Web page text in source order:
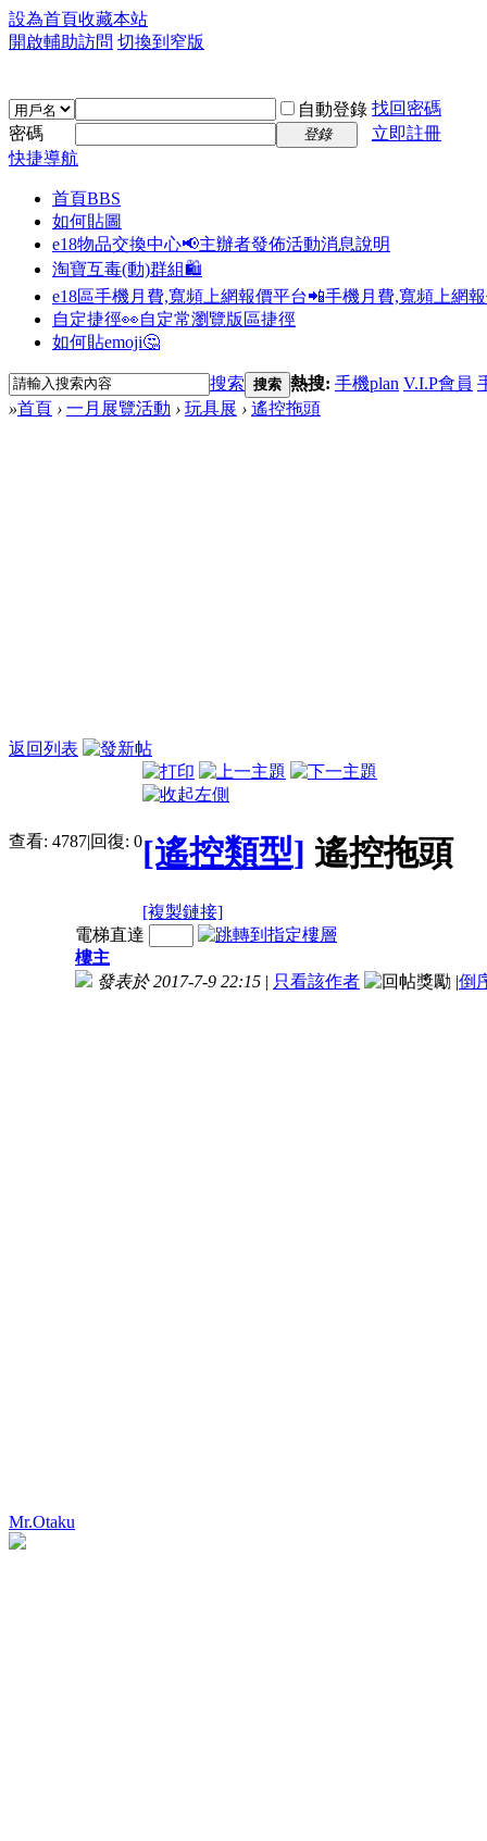
設為首頁收藏本站
開啟輔助訪問 切換到窄版
自動登錄 找回密碼
密碼
登錄
立即註冊
快捷導航
首頁BBS
如何貼圖
e18物品交換中心📢主辦者發佈活動消息說明
淘寶互毒(動)群組🛍️
e18區手機月費,寬頻上網報價平台📲手機月費,寬頻上網
自定捷徑👀自定常瀏覽版區捷徑
如何貼emoji🤔
搜索 搜索 熱搜: 手機plan V.I.P會員
»首頁 › 一月展覽活動 › 玩具展 › 遙控拖頭
返回列表
查看: 4787|回復: 0[遙控類型] 遙控拖頭
[複製鏈接]
Mr.Otaku
電梯直達
樓主
發表於 2017-7-9 22:15 | 只看該作者 |倒